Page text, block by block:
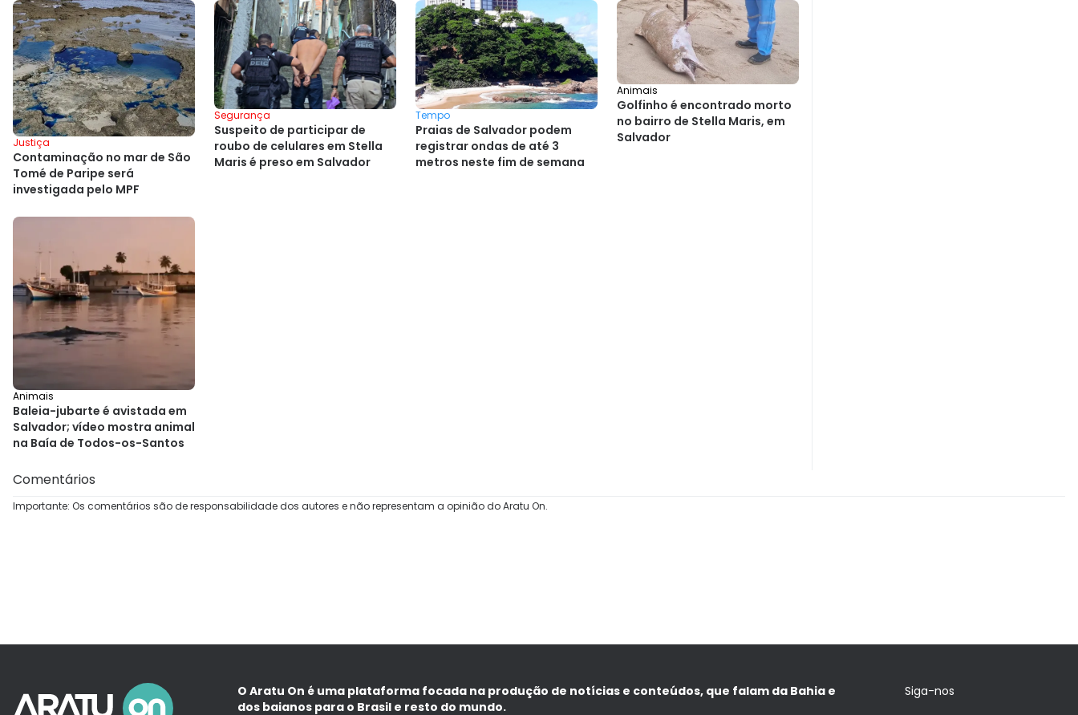
Justiça
Contaminação no mar de São
Tomé de Paripe será
investigada pelo MPF
Segurança
Suspeito de participar de
roubo de celulares em Stella
Maris é preso em Salvador
Tempo
Praias de Salvador podem
registrar ondas de até 3
metros neste fim de semana
Animais
Golfinho é encontrado morto
no bairro de Stella Maris, em
Salvador
Animais
Baleia-jubarte é avistada em
Salvador; vídeo mostra animal
na Baía de Todos-os-Santos
Comentários
Importante: Os comentários são de responsabilidade dos autores e não representam a opinião do Aratu On.
O Aratu On é uma plataforma focada na produção de notícias e conteúdos, que falam da Bahia e
dos baianos para o Brasil e resto do mundo.
Siga-nos